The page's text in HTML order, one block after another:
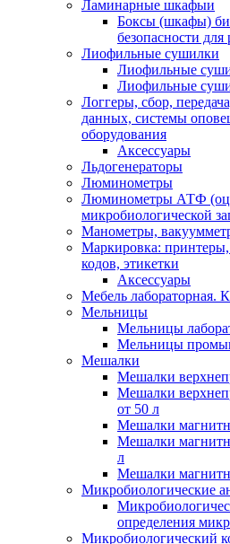
Ламинарные шкафыи
Боксы (шкафы)
безопасности
Лиофильные сушилки
Лиофильные
Лиофильные
Логгеры, сбор,
данных, системы
оборудования
Аксессуары
Льдогенераторы
Люминометры
Люминометры АТФ
микробиологической
Манометры,
Маркировка:
кодов, этикетки
Аксессуары
Мебель лабораторная.
Мельницы
Мельницы
Мельницы
Мешалки
Мешалки
Мешалки
от 50 л
Мешалки
Мешалки
л
Мешалки
Микробиологические
определения
Микробиологический